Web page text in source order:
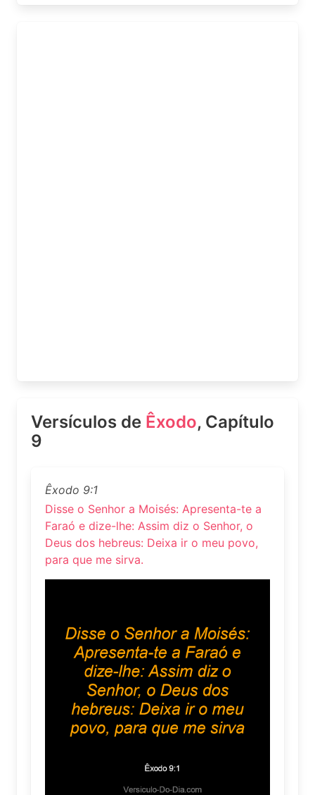
Versículos de Êxodo, Capítulo
9
Êxodo 9:1
Disse o Senhor a Moisés: Apresenta-te a
Faraó e dize-lhe: Assim diz o Senhor, o
Deus dos hebreus: Deixa ir o meu povo,
para que me sirva.